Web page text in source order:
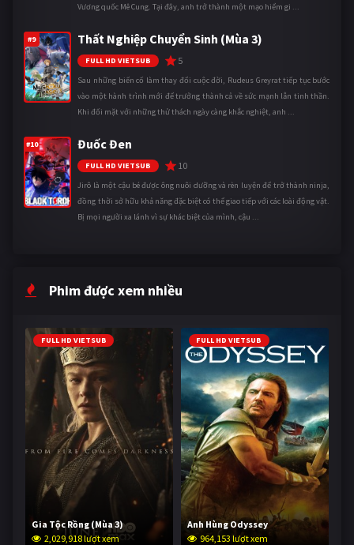
Vương quốc Mê Cung. Tại đây, anh trở thành một mạo hiểm gi ...
#9 Thất Nghiệp Chuyển Sinh (Mùa 3)
FULL HD VIETSUB 5
Sau những biến cố làm thay đổi cuộc đời, Rudeus Greyrat tiếp tục bước
vào một hành trình mới để trưởng thành cả về sức mạnh lẫn tinh thần.
Khi đối mặt với những thử thách ngày càng khắc nghiệt, anh ...
#10 Đuốc Đen
FULL HD VIETSUB 10
Jirô là một cậu bé được ông nuôi dưỡng và rèn luyện để trở thành ninja,
đồng thời sở hữu khả năng đặc biệt có thể giao tiếp với các loài động vật.
Bị mọi người xa lánh vì sự khác biệt của mình, cậu ...
Phim được xem nhiều
FULL HD VIETSUB
Gia Tộc Rồng (Mùa 3)
2,029,918 lượt xem
FULL HD VIETSUB
Anh Hùng Odyssey
964,153 lượt xem